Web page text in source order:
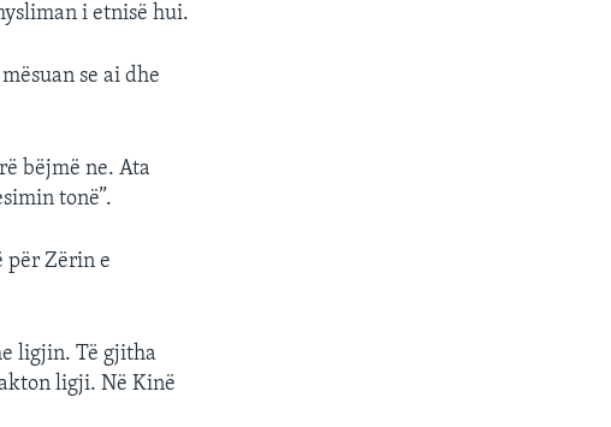
i etnisë hui.
se ai dhe
bëjmë ne. Ata
tonë”.
për Zërin e
ligjin. Të gjitha
ligji. Në Kinë